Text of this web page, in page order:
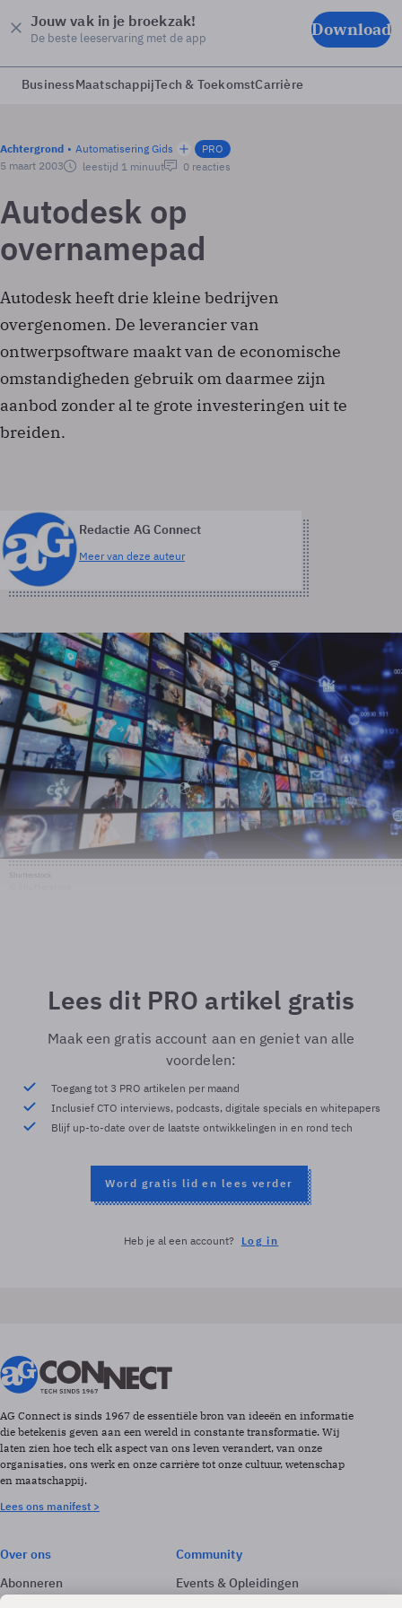
Jouw vak in je broekzak!
De beste leeservaring met de app Download
BusinessMaatschappijTech & ToekomstCarrière
Achtergrond Automatisering Gids
PRO
5 maart 2003
leestijd 1 minuut 0 reacties
Autodesk op
overnamepad
Autodesk heeft drie kleine bedrijven
overgenomen. De leverancier van
ontwerpsoftware maakt van de economische
omstandigheden gebruik om daarmee zijn
aanbod zonder al te grote investeringen uit te
breiden.
Redactie AG Connect
Meer van deze auteur
Lees dit PRO artikel gratis
Maak een gratis account aan en geniet van alle
voordelen:
Toegang tot 3 PRO artikelen per maand
Inclusief CTO interviews, podcasts, digitale specials en whitepapers
Blijf up-to-date over de laatste ontwikkelingen in en rond tech
Word gratis lid en lees verder
Heb je al een account? Log in
AG Connect is sinds 1967 de essentiële bron van ideeën en informatie
die betekenis geven aan een wereld in constante transformatie. Wij
laten zien hoe tech elk aspect van ons leven verandert, van onze
organisaties, ons werk en onze carrière tot onze cultuur, wetenschap
en maatschappij.
Lees ons manifest >
Over ons
Abonneren
Adverteren
Community
Events & Opleidingen